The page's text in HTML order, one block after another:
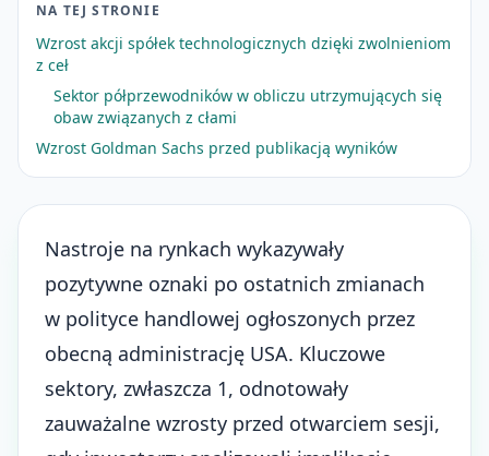
NA TEJ STRONIE
Wzrost akcji spółek technologicznych dzięki zwolnieniom
z ceł
Sektor półprzewodników w obliczu utrzymujących się
obaw związanych z cłami
Wzrost Goldman Sachs przed publikacją wyników
Nastroje na rynkach wykazywały
pozytywne oznaki po ostatnich zmianach
w polityce handlowej ogłoszonych przez
obecną administrację USA. Kluczowe
sektory, zwłaszcza 1, odnotowały
zauważalne wzrosty przed otwarciem sesji,